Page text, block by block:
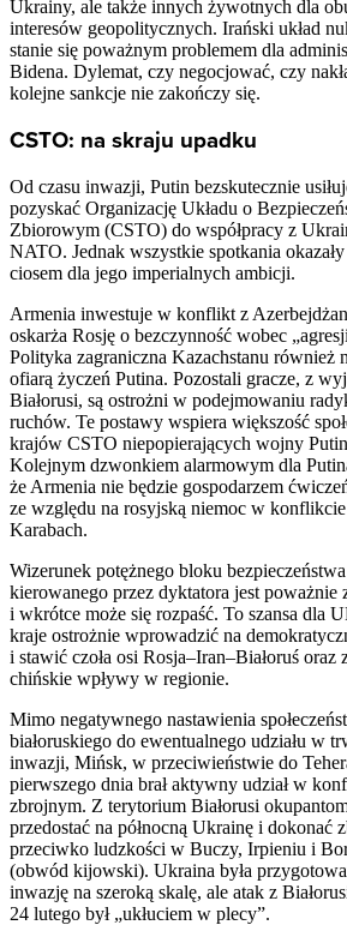
Ukrainy, ale także innych żywotnych dla
interesów geopolitycznych. Irański układ
stanie się poważnym problemem dla
Bidena. Dylemat, czy negocjować, czy
kolejne sankcje nie zakończy się.
CSTO: na skraju upadku
Od czasu inwazji, Putin bezskutecznie
pozyskać Organizację Układu o
Zbiorowym (CSTO) do współpracy z
NATO. Jednak wszystkie spotkania okazały
ciosem dla jego imperialnych ambicji.
Armenia inwestuje w konflikt z
oskarża Rosję o bezczynność wobec
Polityka zagraniczna Kazachstanu również
ofiarą życzeń Putina. Pozostali gracze, z
Białorusi, są ostrożni w podejmowaniu
ruchów. Te postawy wspiera większość
krajów CSTO niepopierających wojny
Kolejnym dzwonkiem alarmowym dla
że Armenia nie będzie gospodarzem
ze względu na rosyjską niemoc w
Karabach.
Wizerunek potężnego bloku
kierowanego przez dyktatora jest poważnie
i wkrótce może się rozpaść. To szansa dla
kraje ostrożnie wprowadzić na
i stawić czoła osi Rosja–Iran–Białoruś oraz
chińskie wpływy w regionie.
Mimo negatywnego nastawienia
białoruskiego do ewentualnego udziału w
inwazji, Mińsk, w przeciwieństwie do
pierwszego dnia brał aktywny udział w
zbrojnym. Z terytorium Białorusi
przedostać na północną Ukrainę i dokonać
przeciwko ludzkości w Buczy, Irpieniu i
(obwód kijowski). Ukraina była
inwazję na szeroką skalę, ale atak z
24 lutego był „ukłuciem w plecy”.